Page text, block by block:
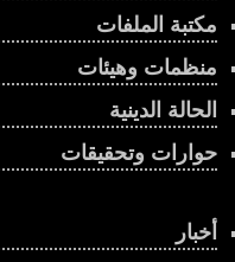
مكتبة الملفات
منظمات وهيئات
الحالة الدينية
حوارات وتحقيقات
أخبار